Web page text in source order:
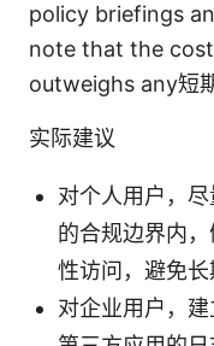
policy briefings
note that the
outweighs any短
实际建议
对个人用户，
的合规边界内
性访问，避免长
对企业用户，